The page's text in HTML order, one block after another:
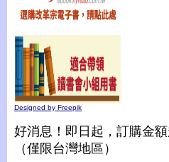
Designed by Freepik
好消息！即日起，訂購金
（僅限台灣地區）